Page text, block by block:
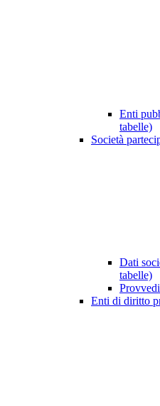
Enti
tabelle)
Società
Dati
tabelle)
Enti di diritto